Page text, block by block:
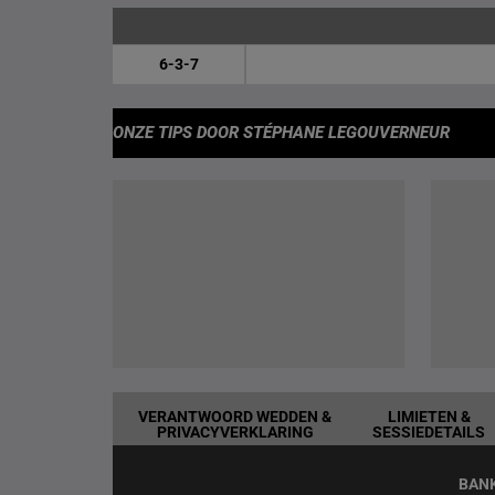
6-3-7
ONZE TIPS DOOR STÉPHANE LEGOUVERNEUR
VERANTWOORD WEDDEN &
PRIVACYVERKLARING
LIMIETEN &
SESSIEDETAILS